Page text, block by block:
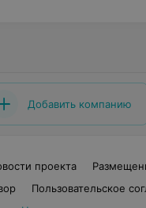
Добавить компанию
проекта
Пользовательское